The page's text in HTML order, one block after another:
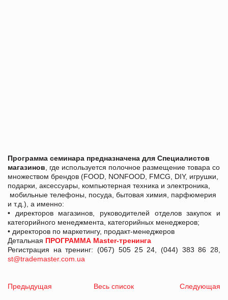
Программа семинара предназначена для Специалистов
магазинов , где используется полочное размещение товара со
множеством брендов (FOOD, NONFOOD, FMCG, DIY, игрушки,
подарки, аксессуары, компьютерная техника и электроника,
мобильные телефоны, посуда, бытовая химия, парфюмерия
и т.д.), а именно:
• директоров магазинов, руководителей отделов закупок и
категорийного менеджмента, категорийных менеджеров;
• директоров по маркетингу, продакт-менеджеров
Детальная ПРОГРАММА Master-тренинга
Регистрация на тренинг: (067) 505 25 24, (044) 383 86 28,
st@trademaster.com.ua
Предыдущая Весь список Следующая